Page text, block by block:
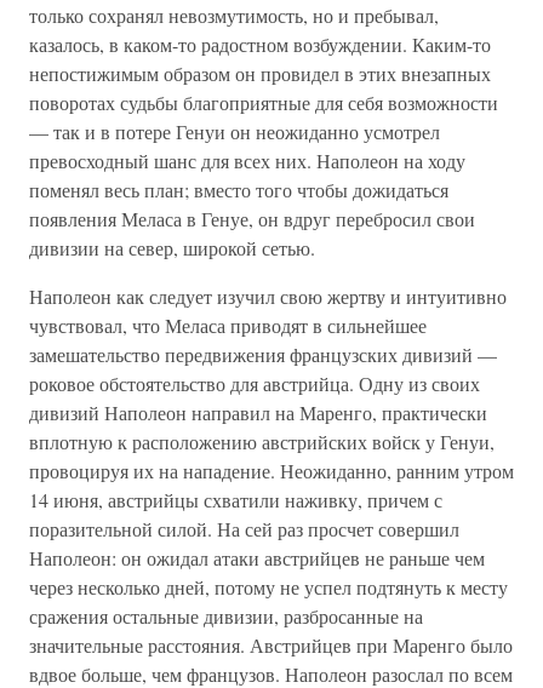
только сохранял невозмутимость, но и пребывал,
казалось, в каком-то радостном возбуждении. Каким-то
непостижимым образом он провидел в этих внезапных
поворотах судьбы благоприятные для себя возможности
— так и в потере Генуи он неожиданно усмотрел
превосходный шанс для всех них. Наполеон на ходу
поменял весь план; вместо того чтобы дожидаться
появления Меласа в Генуе, он вдруг перебросил свои
дивизии на север, широкой сетью.
Наполеон как следует изучил свою жертву и интуитивно
чувствовал, что Меласа приводят в сильнейшее
замешательство передвижения французских дивизий —
роковое обстоятельство для австрийца. Одну из своих
дивизий Наполеон направил на Маренго, практически
вплотную к расположению австрийских войск у Генуи,
провоцируя их на нападение. Неожиданно, ранним утром
14 июня, австрийцы схватили наживку, причем с
поразительной силой. На сей раз просчет совершил
Наполеон: он ожидал атаки австрийцев не раньше чем
через несколько дней, потому не успел подтянуть к месту
сражения остальные дивизии, разбросанные на
значительные расстояния. Австрийцев при Маренго было
вдвое больше, чем французов. Наполеон разослал по всем